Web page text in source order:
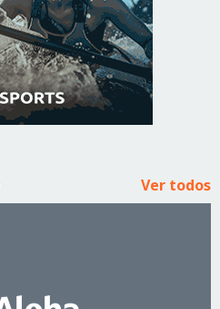
Ver todos